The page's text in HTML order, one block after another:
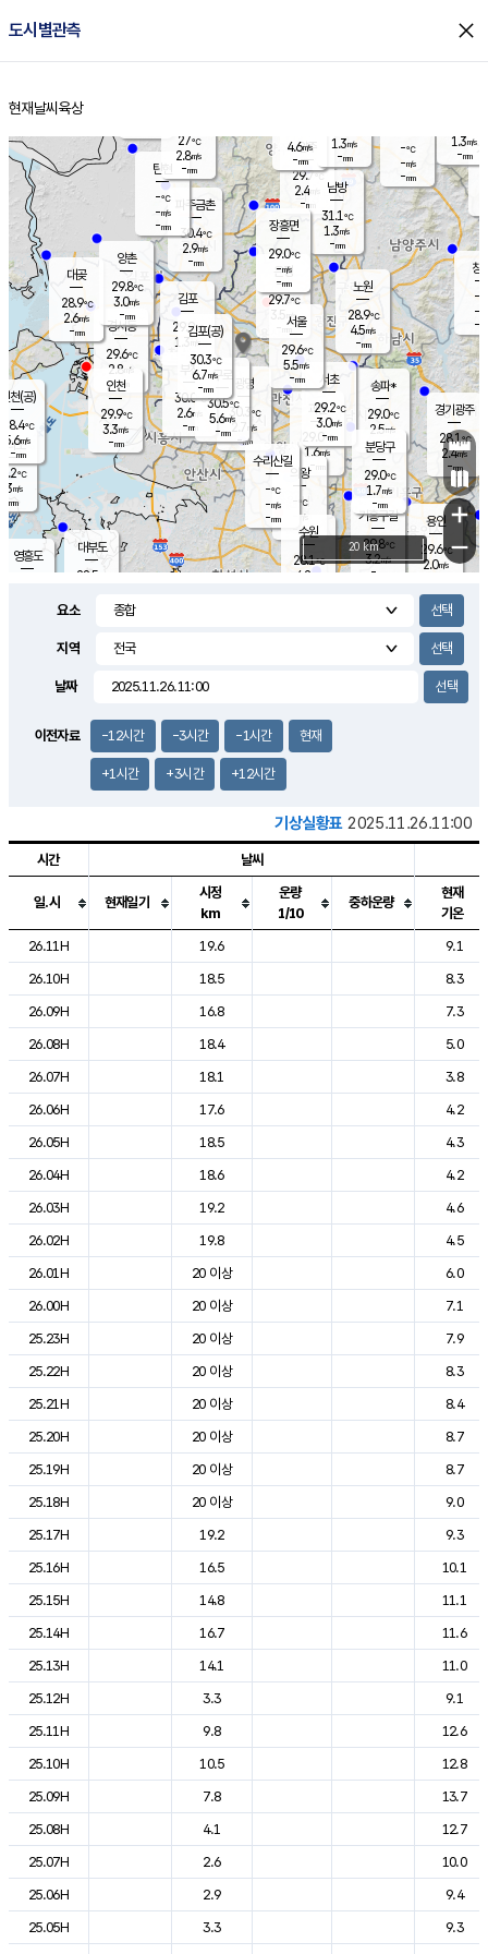
도시별관측 close
홈
현재날씨 육상
의도
℃
m/s
mm
영흥도
양주
29.7℃
2.4
-mm
과천
29.0℃
1.6m/s
- mm
용인
29.6℃
2.0m/s
경기광주
28.1℃
2.4m/s
-mm
2.6m/s
대부도
28.5
경서동
29.6℃
2.8 m/s
-mm
파주금촌
30.4℃
2.9m/s
-mm
-℃
-m/s
-mm
대곶
28.9℃
2.6m/s
-mm
창
-
-m/
-
탄현
-℃
-m/s
-mm
1.3m/s
-mm
의왕
- ℃
m/s
mm
김포
29.9℃
1.3 m/s
mm
광명
30.3 ℃
2.7 m/s
-mm
부천
30.0℃
2.6m/s
-mm
양촌
29.8℃
3.0m/s
-mm
구로
30.5℃
5.6m/s
-mm
은평
29.7℃
3.5 m/s
- mm
노원
28.9℃
4.5m/s
-mm
송파*
29.0℃
2.5m/s
-mm
서초
29.2℃
3.0m/s
-mm
남방
31.1℃
1.3m/s
-mm
기흥구갈
29.8℃
3.2m/s
-
수리산길
-℃
-m/s
-mm
분당구
29.0℃
1.7m/s
-mm
장흥면
29.0℃
-m/s
-mm
4.6m/s
-mm
인천(공)
28.4℃
5.6m/s
-mm
김포(공)
30.3℃
6.7m/s
-mm
수원
28.1℃
4.2 m/s
인천
29.9℃
3.3m/s
-mm
서울
29.6℃
5.5m/s
-mm
27℃
2.8m/s
-mm
1.3m/s
-mm
+
−
20 km
요소
지역
날짜
이전자료 -12시간 -3시간 -1시간 현재
+1시간 +3시간 +12시간
기상실황표 2025.11.26.11:00
도시별 기상실황표로 지점, 날씨, 기온, 강수, 바람, 기압등을 안내한 표입
시간 날씨
일.시 현재일기
시정
km
운량
1/10
중하운량
현재
기온
26.11H
19.6
9.1
26.10H
18.5
8.3
26.09H
16.8
7.3
26.08H
18.4
5.0
26.07H
18.1
3.8
26.06H
17.6
4.2
26.05H
18.5
4.3
26.04H
18.6
4.2
26.03H
19.2
4.6
26.02H
19.8
4.5
26.01H
20 이상
6.0
26.00H
20 이상
7.1
25.23H
20 이상
7.9
25.22H
20 이상
8.3
25.21H
20 이상
8.4
25.20H
20 이상
8.7
25.19H
20 이상
8.7
25.18H
20 이상
9.0
25.17H
19.2
9.3
25.16H
16.5
10.1
25.15H
14.8
11.1
25.14H
16.7
11.6
25.13H
14.1
11.0
25.12H
3.3
9.1
25.11H
9.8
12.6
25.10H
10.5
12.8
25.09H
7.8
13.7
25.08H
4.1
12.7
25.07H
2.6
10.0
25.06H
2.9
9.4
25.05H
3.3
9.3